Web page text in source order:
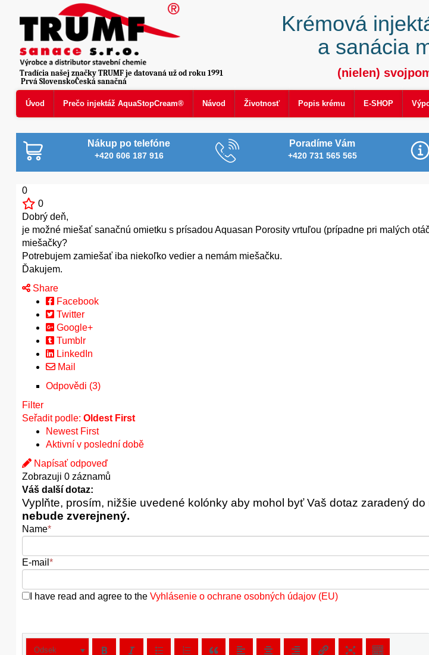
Úvod Prečo injektáž AquaStopCream® Návod Životnosť Popis krému E-SHOP
Prvá SlovenskoČeská sanačná
Krémová
a sanácia
(nielen)
Tradícia našej značky TRUMF je datovaná už od roku 1991
Nákup po telefóne
+420 606 187 916
Poradíme Vám
+420 731 565 565
0
0
Dobrý deň,
je možné miešať sanačnú omietku s prísadou Aquasan Porosity vrtuľou (prípadne pri malých
miešačky?
Potrebujem zamiešať iba niekoľko vedier a nemám miešačku.
Ďakujem.
Share
Facebook
Twitter
Google+
Tumblr
LinkedIn
Mail
Odpovědi (3)
Filter
Seřadit podle: Oldest First
Newest First
Aktivní v poslední době
Napísať odpoveď
Zobrazuji 0 záznamů
Váš další dotaz:
Vyplňte, prosím, nižšie uvedené kolónky aby mohol byť Vaš dotaz zaradený do
nebude zverejnený.
Name*
E-mail *
I have read and agree to the Vyhlásenie o ochrane osobných údajov (EU)
Odsek